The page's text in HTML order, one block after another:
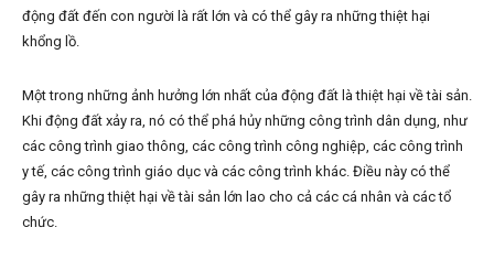
động đất đến con người là rất lớn và có thể gây ra những thiệt hại
khổng lồ.
Một trong những ảnh hưởng lớn nhất của động đất là thiệt hại về tài sản.
Khi động đất xảy ra, nó có thể phá hủy những công trình dân dụng, như
các công trình giao thông, các công trình công nghiệp, các công trình
y tế, các công trình giáo dục và các công trình khác. Điều này có thể
gây ra những thiệt hại về tài sản lớn lao cho cả các cá nhân và các tổ
chức.